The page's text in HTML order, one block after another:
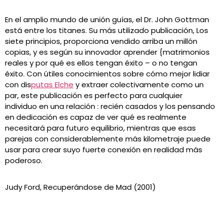
En el amplio mundo de unión guías, el Dr. John Gottman
está entre los titanes. Su más utilizado publicación, Los
siete principios, proporciona vendido arriba un millón
copias, y es según su innovador aprender {matrimonios
reales y por qué es ellos tengan éxito – o no tengan
éxito. Con útiles conocimientos sobre cómo mejor lidiar
con disputas Elche y extraer colectivamente como un
par, este publicación es perfecto para cualquier
individuo en una relación : recién casados ​​y los pensando
en dedicación es capaz de ver qué es realmente
necesitará para futuro equilibrio, mientras que esas
parejas con considerablemente más kilometraje puede
usar para crear suyo fuerte conexión en realidad más
poderoso.
Judy Ford, Recuperándose de Mad (2001)